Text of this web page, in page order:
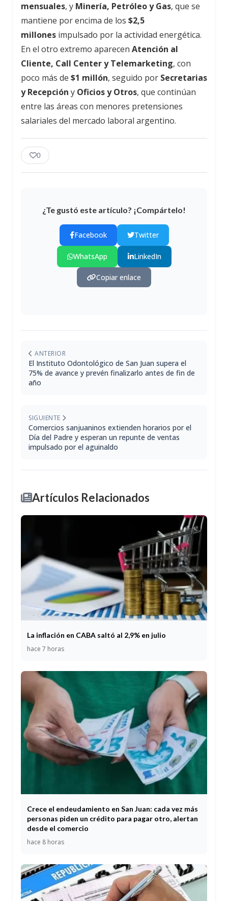
mensuales, y Minería, Petróleo y Gas, que se
mantiene por encima de los $2,5
millones impulsado por la actividad energética.
En el otro extremo aparecen Atención al
Cliente, Call Center y Telemarketing, con
poco más de $1 millón, seguido por Secretarias
y Recepción y Oficios y Otros, que continúan
entre las áreas con menores pretensiones
salariales del mercado laboral argentino.
0
¿Te gustó este artículo? ¡Compártelo!
Facebook Twitter
WhatsApp LinkedIn
Copiar enlace
ANTERIOR
El Instituto Odontológico de San Juan supera el
75% de avance y prevén finalizarlo antes de fin de
año
SIGUIENTE
Comercios sanjuaninos extienden horarios por el
Día del Padre y esperan un repunte de ventas
impulsado por el aguinaldo
Artículos Relacionados
La inflación en CABA saltó al 2,9% en julio
hace 7 horas
Crece el endeudamiento en San Juan: cada vez más
personas piden un crédito para pagar otro, alertan
desde el comercio
hace 8 horas